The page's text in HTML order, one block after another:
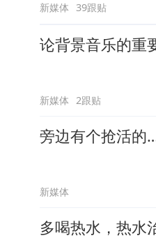
新媒体 39跟贴
论背景音乐的重
新媒体 2跟贴
旁边有个抢活的
新媒体
多喝热水，热水